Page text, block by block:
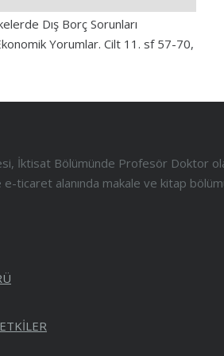
Dış Borç Sorunları
Yorumlar. Cilt 11. sf 57-70,
İktisat Bölümünde Profesör Doktor
ticaret alanında makale ve kitap